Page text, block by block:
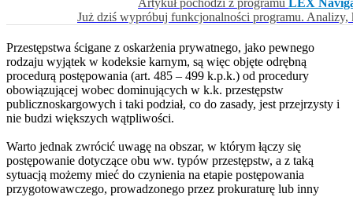
Już dziś wypróbuj funkcjonalności programu. Analizy,
Przestępstwa ścigane z oskarżenia prywatnego, jako pewnego
rodzaju wyjątek w kodeksie karnym, są więc objęte odrębną
procedurą postępowania (art. 485 – 499 k.p.k.) od procedury
obowiązującej wobec dominujących w k.k. przestępstw
publicznoskargowych i taki podział, co do zasady, jest przejrzysty i
nie budzi większych wątpliwości.
Warto jednak zwrócić uwagę na obszar, w którym łączy się
postępowanie dotyczące obu ww. typów przestępstw, a z taką
sytuacją możemy mieć do czynienia na etapie postępowania
przygotowawczego, prowadzonego przez prokuraturę lub inny